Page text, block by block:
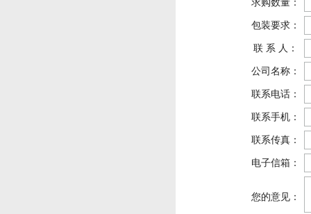
求购数量：
包装要求：
联 系 人：
公司名称：
联系电话：
联系手机：
联系传真：
电子信箱：
您的意见：